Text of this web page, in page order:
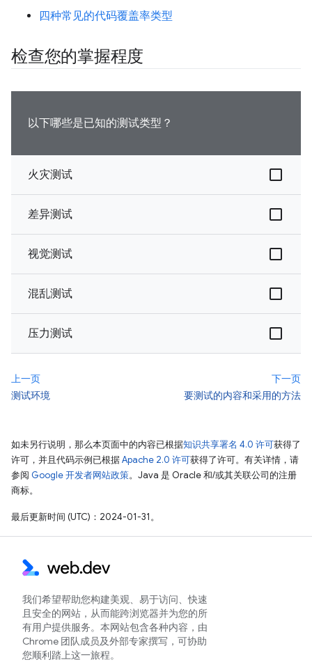
四种常见的代码覆盖率类型
检查您的掌握程度
以下哪些是已知的测试类型？
火灾测试
差异测试
视觉测试
混乱测试
压力测试
上一页
测试环境
下一页
要测试的内容和采用的方法
如未另行说明，那么本页面中的内容已根据知识共享署名 4.0 许可获得了
许可，并且代码示例已根据Apache 2.0 许可获得了许可。有关详情，请
参阅 Google 开发者网站政策。Java 是 Oracle 和/或其关联公司的注册
商标。
最后更新时间 (UTC)：2024-01-31。
我们希望帮助您构建美观、易于访问、快速
且安全的网站，从而能跨浏览器并为您的所
有用户提供服务。本网站包含各种内容，由
Chrome 团队成员及外部专家撰写，可协助
您顺利踏上这一旅程。